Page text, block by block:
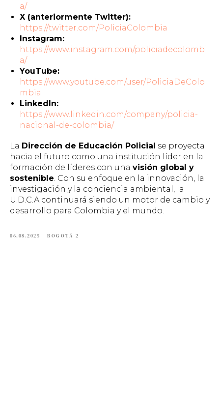
a/
X (anteriormente Twitter):
https://twitter.com/PoliciaColombia
Instagram:
https://www.instagram.com/policiadecolombi
a/
YouTube:
https://www.youtube.com/user/PoliciaDeColo
mbia
LinkedIn:
https://www.linkedin.com/company/policia-
nacional-de-colombia/
La Dirección de Educación Policial se proyecta
hacia el futuro como una institución líder en la
formación de líderes con una visión global y
sostenible. Con su enfoque en la innovación, la
investigación y la conciencia ambiental, la
U.D.C.A continuará siendo un motor de cambio y
desarrollo para Colombia y el mundo.
06.08.2025 BOGOTÁ 2